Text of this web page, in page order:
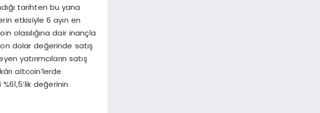
tarihten bu yana
etkisiyle 6 ayın en
olasılığına dair inançla
dolar değerinde satış
yatırımcıların satış
altcoin’lerde
değerinin